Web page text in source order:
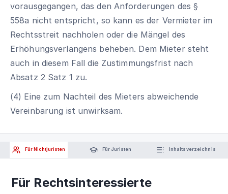
vorausgegangen, das den Anforderungen des §
558a nicht entspricht, so kann es der Vermieter im
Rechtsstreit nachholen oder die Mängel des
Erhöhungsverlangens beheben. Dem Mieter steht
auch in diesem Fall die Zustimmungsfrist nach
Absatz 2 Satz 1 zu.
(4) Eine zum Nachteil des Mieters abweichende
Vereinbarung ist unwirksam.
Für Nichtjuristen Für Juristen Inhaltsverzeichnis
Für Rechtsinteressierte